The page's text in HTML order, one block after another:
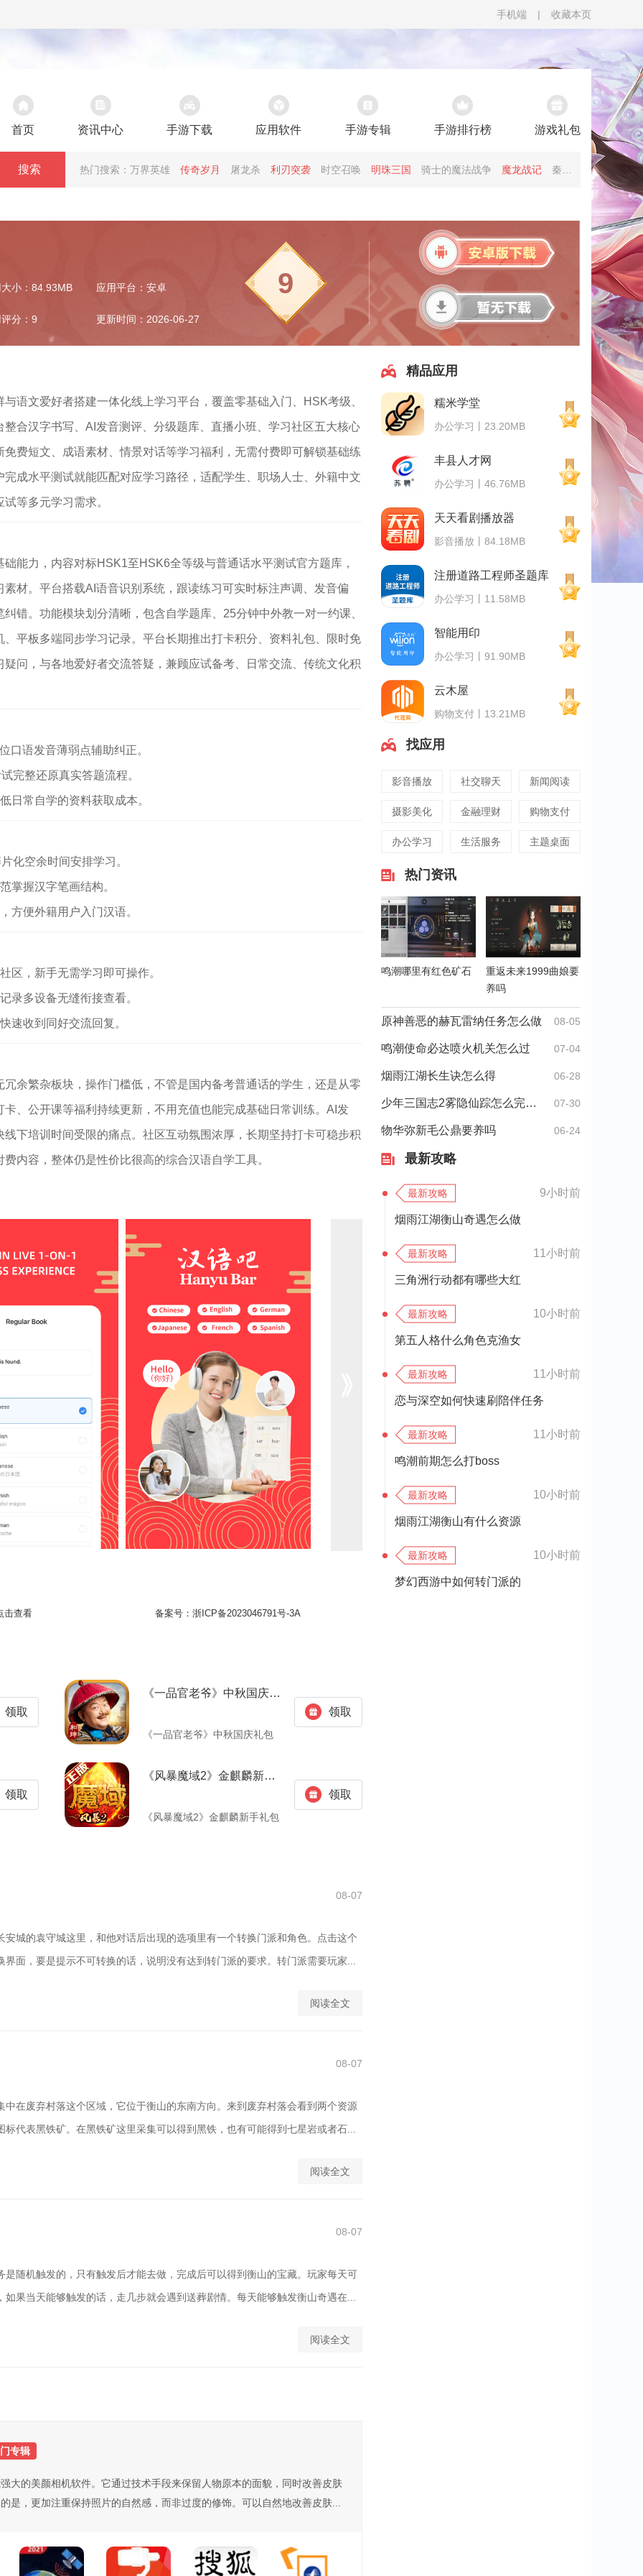
手机端 | 收藏本页
首页 资讯中心 手游下载 应用软件 手游专辑 手游排行榜 游戏礼包
搜索 热门搜索： 万界英雄 传奇岁月 屠龙杀 利刃突袭 时空召唤 明珠三国 骑士的魔法战争 魔龙战记 秦时明月卡牌版
小：84.93MB 应用平台：安卓
分：9 更新时间：2026-06-27
9
语文爱好者搭建一体化线上学习平台，覆盖零基础入门、HSK考级、
合汉字书写、AI发音测评、分级题库、直播小班、学习社区五大核心
费短文、成语素材、情景对话等学习福利，无需付费即可解锁基础练
成水平测试就能匹配对应学习路径，适配学生、职场人士、外籍中文
等多元学习需求。
能力，内容对标HSK1至HSK6全等级与普通话水平测试官方题库，
材。平台搭载AI语音识别系统，跟读练习可实时标注声调、发音偏
错。功能模块划分清晰，包含自学题库、25分钟中外教一对一约课、
平板多端同步学习记录。平台长期推出打卡积分、资料礼包、限时免
问，与各地爱好者交流答疑，兼顾应试备考、日常交流、传统文化积
口语发音薄弱点辅助纠正。
完整还原真实答题流程。
日常自学的资料获取成本。
化空余时间安排学习。
掌握汉字笔画结构。
方便外籍用户入门汉语。
区，新手无需学习即可操作。
录多设备无缝衔接查看。
速收到同好交流回复。
余繁杂板块，操作门槛低，不管是国内备考普通话的学生，还是从零
、公开课等福利持续更新，不用充值也能完成基础日常训练。AI发
下培训时间受限的痛点。社区互动氛围浓厚，长期坚持打卡可稳步积
内容，整体仍是性价比很高的综合汉语自学工具。
击查看 备案号：浙ICP备2023046791号-3A
领取
《一品官老爷》中秋国庆礼包
《一品官老爷》中秋国庆礼包
领取
领取
《风暴魔域2》金麒麟新手礼包
《风暴魔域2》金麒麟新手礼包
领取
08-07
安城的袁守城这里，和他对话后出现的选项里有一个转换门派和角色。点击这个
界面，要是提示不可转换的话，说明没有达到转门派的要求。转门派需要玩家...
阅读全文
08-07
中在废弃村落这个区域，它位于衡山的东南方向。来到废弃村落会看到两个资源
标代表黑铁矿。在黑铁矿这里采集可以得到黑铁，也有可能得到七星岩或者石...
阅读全文
08-07
是随机触发的，只有触发后才能去做，完成后可以得到衡山的宝藏。玩家每天可
如果当天能够触发的话，走几步就会遇到送葬剧情。每天能够触发衡山奇遇在...
阅读全文
专辑
大的美颜相机软件。它通过技术手段来保留人物原本的面貌，同时改善皮肤
是，更加注重保持照片的自然感，而非过度的修饰。可以自然地改善皮肤...
精品应用
糯米学堂
办公学习丨23.20MB
丰县人才网
办公学习丨46.76MB
天天看剧播放器
影音播放丨84.18MB
注册道路工程师圣题库
办公学习丨11.58MB
智能用印
办公学习丨91.90MB
云木屋
购物支付丨13.21MB
找应用
影音播放 社交聊天 新闻阅读
摄影美化 金融理财 购物支付
办公学习 生活服务 主题桌面
热门资讯
鸣潮哪里有红色矿石
重返未来1999曲娘要
养吗
原神善恶的赫瓦雷纳任务怎么做 08-05
鸣潮使命必达喷火机关怎么过 07-04
烟雨江湖长生诀怎么得 06-28
少年三国志2雾隐仙踪怎么完美通关 07-30
物华弥新毛公鼎要养吗 06-24
最新攻略
最新攻略 9小时前
烟雨江湖衡山奇遇怎么做
最新攻略 11小时前
三角洲行动都有哪些大红
最新攻略 10小时前
第五人格什么角色克渔女
最新攻略 11小时前
恋与深空如何快速刷陪伴任务
最新攻略 11小时前
鸣潮前期怎么打boss
最新攻略 10小时前
烟雨江湖衡山有什么资源
最新攻略 10小时前
梦幻西游中如何转门派的